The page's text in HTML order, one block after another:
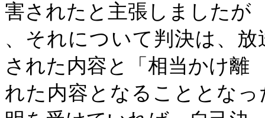
害されたと主張しましたが
、それについて判決は、
された内容と「相当かけ離
れた内容となることとな